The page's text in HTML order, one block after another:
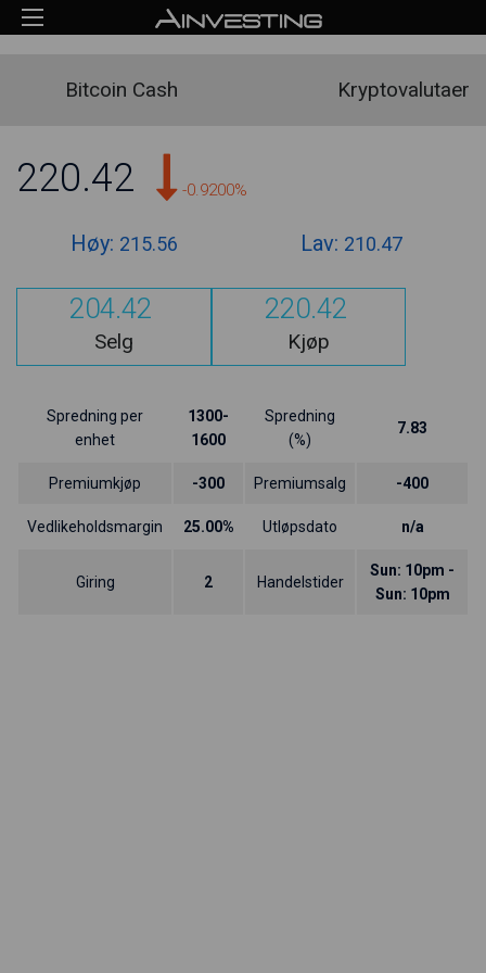
Bitcoin Cash Kryptovalutaer
220.42 -0.9200%
Høy: 215.56 Lav: 210.47
204.42
Selg
220.42
Kjøp
Spredning per
enhet
1300-
1600
Spredning
(%)
7.83
Premiumkjøp -300 Premiumsalg -400
Vedlikeholdsmargin 25.00% Utløpsdato n/a
Giring 2 Handelstider
Sun: 10pm -
Sun: 10pm